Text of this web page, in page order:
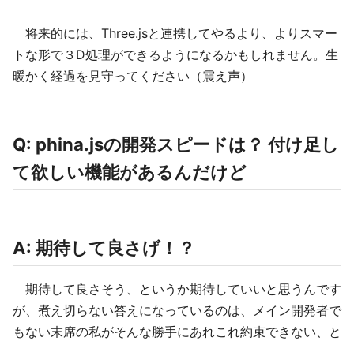
将来的には、Three.jsと連携してやるより、よりスマー
トな形で３D処理ができるようになるかもしれません。生
暖かく経過を見守ってください（震え声）
Q: phina.jsの開発スピードは？ 付け足し
て欲しい機能があるんだけど
A: 期待して良さげ！？
期待して良さそう、というか期待していいと思うんです
が、煮え切らない答えになっているのは、メイン開発者で
もない末席の私がそんな勝手にあれこれ約束できない、と